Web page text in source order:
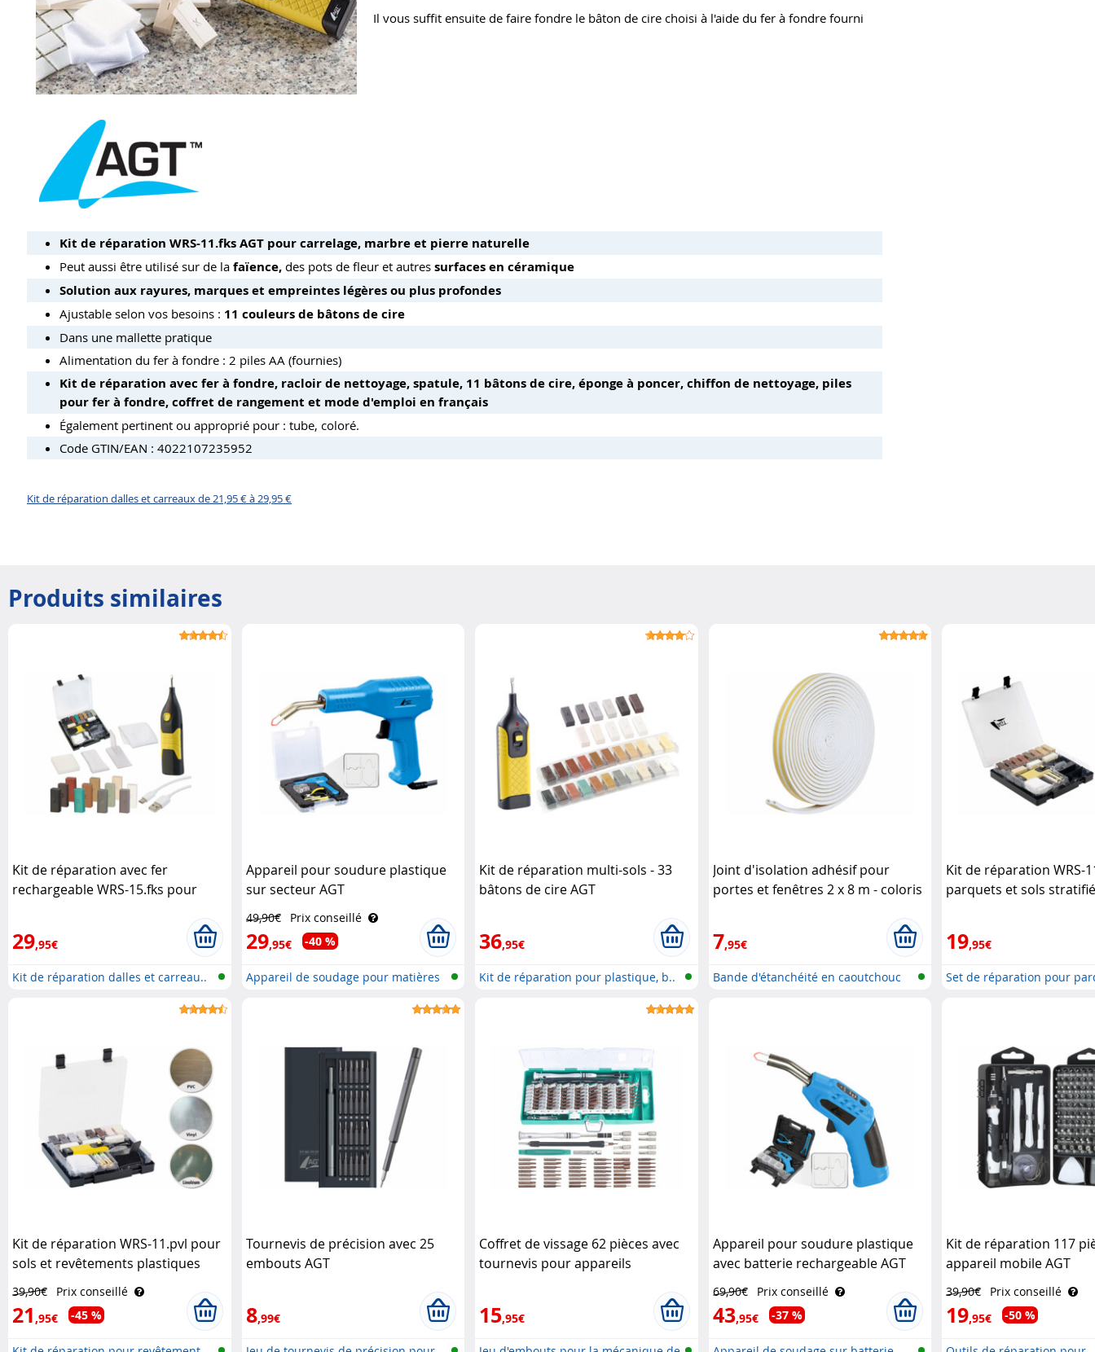
Il vous suffit ensuite de faire fondre le bâton de cire choisi à l'aide du fer à fondre fourni
Kit de réparation WRS-11.fks AGT pour carrelage, marbre et pierre naturelle
Peut aussi être utilisé sur de lafaïence,des pots de fleur et autressurfaces en céramique
Solution aux rayures, marques et empreintes légères ou plus profondes
Ajustable selon vos besoins : 11 couleurs de bâtons de cire
Dans une mallette pratique
Alimentation du fer à fondre : 2 piles AA (fournies)
Kit de réparation avec fer à fondre, racloir de nettoyage, spatule, 11 bâtons de cire, éponge à poncer, chiffon de nettoyage, piles
pour fer à fondre, coffret de rangement et mode d'emploi en français
Également pertinent ou approprié pour : tube, coloré.
Code GTIN/EAN : 4022107235952
Kit de réparation dalles et carreaux de 21,95 € à 29,95 €
Produits similaires
Kit de réparation avec fer
rechargeable WRS-15.fks pour
29,95€
Kit de réparation dalles et carreau..
Appareil pour soudure plastique
sur secteur AGT
49,90€ Prix conseillé
29,95€ -40 %
Appareil de soudage pour matières
Kit de réparation multi-sols - 33
bâtons de cire AGT
36,95€
Kit de réparation pour plastique, b..
Joint d'isolation adhésif pour
portes et fenêtres 2 x 8 m - coloris
7,95€
Bande d'étanchéité en caoutchouc
Kit de réparation WRS-
parquets et sols
19,95€
Set de réparation pour
Kit de réparation WRS-11.pvl pour
sols et revêtements plastiques
39,90€ Prix conseillé
21,95€ -45 %
Tournevis de précision avec 25
embouts AGT
8,99€
Coffret de vissage 62 pièces avec
tournevis pour appareils
15,95€
Appareil pour soudure plastique
avec batterie rechargeable AGT
69,90€ Prix conseillé
43,95€ -37 %
Kit de réparation 117
appareil mobile AGT
39,90€ Prix conseillé
19,95€ -50 %